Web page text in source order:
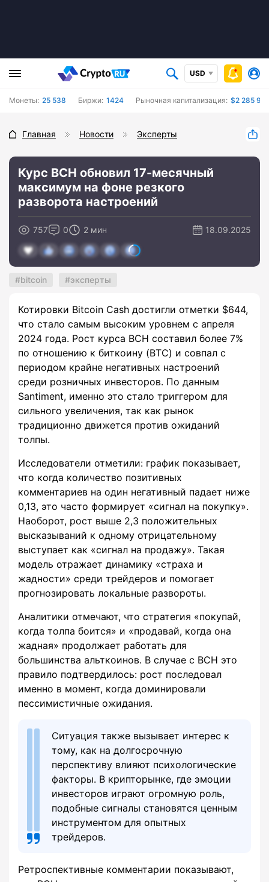
USD
Монеты: 25 538 Биржи: 1424 Рыночная капитализация: $2 285
Главная Новости Эксперты
Курс BCH обновил 17-месячный
максимум на фоне резкого
разворота настроений
757 0 2 мин 18.09.2025
bitcoin эксперты
Котировки Bitcoin Cash достигли отметки $644,
что стало самым высоким уровнем с апреля
2024 года. Рост курса BCH составил более 7%
по отношению к биткоину (BTC) и совпал с
периодом крайне негативных настроений
среди розничных инвесторов. По данным
Santiment, именно это стало триггером для
сильного увеличения, так как рынок
традиционно движется против ожиданий
толпы.
Исследователи отметили: график показывает,
что когда количество позитивных
комментариев на один негативный падает ниже
0,13, это часто формирует «сигнал на покупку».
Наоборот, рост выше 2,3 положительных
высказываний к одному отрицательному
выступает как «сигнал на продажу». Такая
модель отражает динамику «страха и
жадности» среди трейдеров и помогает
прогнозировать локальные развороты.
Аналитики отмечают, что стратегия «покупай,
когда толпа боится» и «продавай, когда она
жадная» продолжает работать для
большинства альткоинов. В случае с BCH это
правило подтвердилось: рост последовал
именно в момент, когда доминировали
пессимистичные ожидания.
Ситуация также вызывает интерес к
тому, как на долгосрочную
перспективу влияют психологические
факторы. В крипторынке, где эмоции
инвесторов играют огромную роль,
подобные сигналы становятся ценным
инструментом для опытных
трейдеров.
Ретроспективные комментарии показывают,